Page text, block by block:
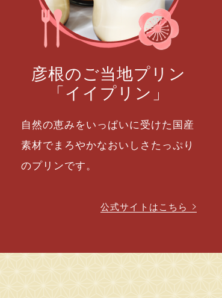
彦根のご当地プリン
「イイプリン」
自然の恵みをいっぱいに受けた国産
素材でまろやかなおいしさたっぷり
のプリンです。
公式サイトはこちら